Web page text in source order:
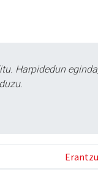
Harpidedun